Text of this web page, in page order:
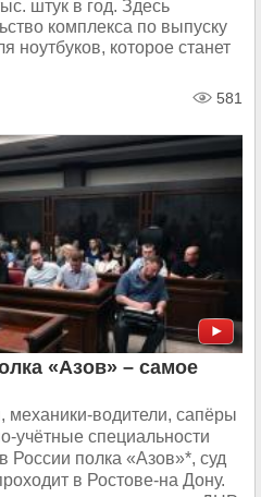
штук в год. Здесь
комплекса по выпуску
ноутбуков, которое станет
581
«Азов» – самое
механики-водители, сапёры
учётные специальности
России полка «Азов»*, суд
в Ростове-на Дону.